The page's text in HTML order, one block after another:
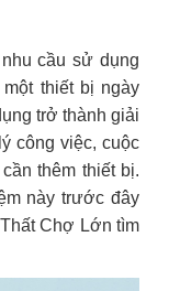
cầu sử dụng
thiết bị ngày
trở thành giải
công việc, cuộc
thêm thiết bị.
này trước đây
Chợ Lớn tìm